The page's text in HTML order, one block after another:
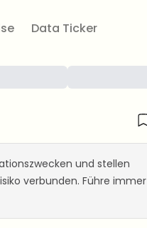
Data Ticker
und stellen
verbunden. Führe immer